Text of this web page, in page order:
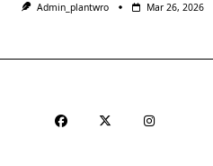
Admin_plantwro Mar 26, 2026